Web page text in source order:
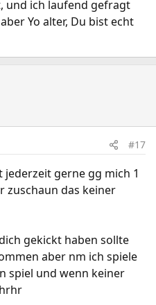
und ich laufend gefragt
Yo alter, Du bist echt
#17
gerne gg mich 1
zuschaun das keiner
gekickt haben sollte
aber nm ich spiele
spiel und wenn keiner